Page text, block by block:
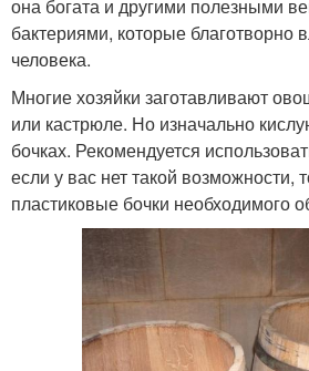
она богата и другими полезными
бактериями, которые благотворно
человека.
Многие хозяйки заготавливают
или кастрюле. Но изначально
бочках. Рекомендуется
если у вас нет такой возможности,
пластиковые бочки необходимого